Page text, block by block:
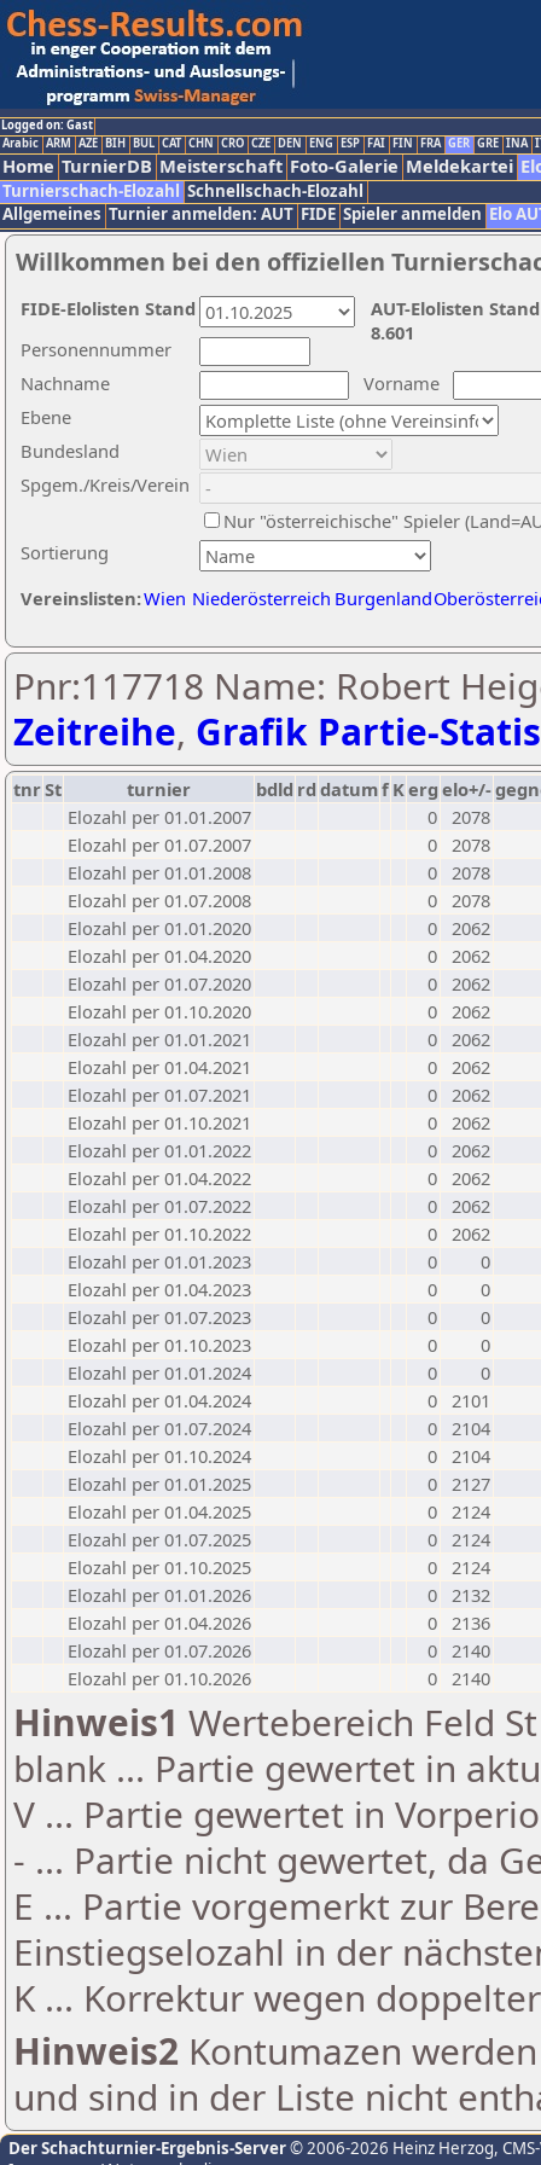
Logged on: Gast
Arabic ARM AZE BIH BUL CAT CHN CRO CZE DEN ENG ESP FAI FIN FRA GER GRE INA
Home TurnierDB Meisterschaft Foto-Galerie Meldekartei
Turnierschach-Elozahl Schnellschach-Elozahl
Allgemeines Turnier anmelden: AUT FIDE Spieler anmelden Elo
Willkommen bei den offiziellen
Nachname
Vorname
Ebene
Sortierung
Personennummer
Bundesland
Spgem./Kreis/Verein
Nur "österreichische" Spieler
Vereinslisten:Wien Niederösterreich Burgenland
AUT-Elolisten
8.601
FIDE-Elolisten Stand
Pnr:117718 Name: Robert
Zeitreihe, Grafik Partie-
tnrSt turnier bdld rd datumf Kerg elo+/-
Elozahl per 01.01.2007
0 2078
Elozahl per 01.07.2007
0 2078
Elozahl per 01.01.2008
0 2078
Elozahl per 01.07.2008
0 2078
Elozahl per 01.01.2020
0 2062
Elozahl per 01.04.2020
0 2062
Elozahl per 01.07.2020
0 2062
Elozahl per 01.10.2020
0 2062
Elozahl per 01.01.2021
0 2062
Elozahl per 01.04.2021
0 2062
Elozahl per 01.07.2021
0 2062
Elozahl per 01.10.2021
0 2062
Elozahl per 01.01.2022
0 2062
Elozahl per 01.04.2022
0 2062
Elozahl per 01.07.2022
0 2062
Elozahl per 01.10.2022
0 2062
Elozahl per 01.01.2023
0
0
Elozahl per 01.04.2023
0
0
Elozahl per 01.07.2023
0
0
Elozahl per 01.10.2023
0
0
Elozahl per 01.01.2024
0
0
Elozahl per 01.04.2024
0 2101
Elozahl per 01.07.2024
0 2104
Elozahl per 01.10.2024
0 2104
Elozahl per 01.01.2025
0 2127
Elozahl per 01.04.2025
0 2124
Elozahl per 01.07.2025
0 2124
Elozahl per 01.10.2025
0 2124
Elozahl per 01.01.2026
0 2132
Elozahl per 01.04.2026
0 2136
Elozahl per 01.07.2026
0 2140
Elozahl per 01.10.2026
0 2140
Hinweis1 Wertebereich Feld
blank ... Partie gewertet in
V ... Partie gewertet in
- ... Partie nicht gewertet, da
E ... Partie vorgemerkt zur
Einstiegselozahl in der
K ... Korrektur wegen
Hinweis2 Kontumazen
und sind in der Liste nicht
Der Schachturnier-Ergebnis-Server© 2006-2026 Heinz Herzog,